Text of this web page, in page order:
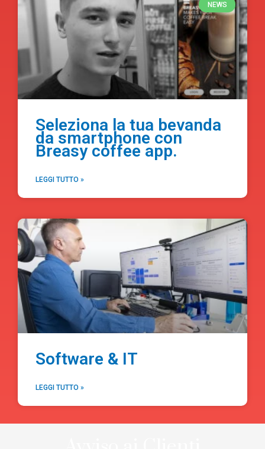
NEWS
Seleziona la tua bevanda
da smartphone con
Breasy coffee app.
LEGGI TUTTO »
Software & IT
LEGGI TUTTO »